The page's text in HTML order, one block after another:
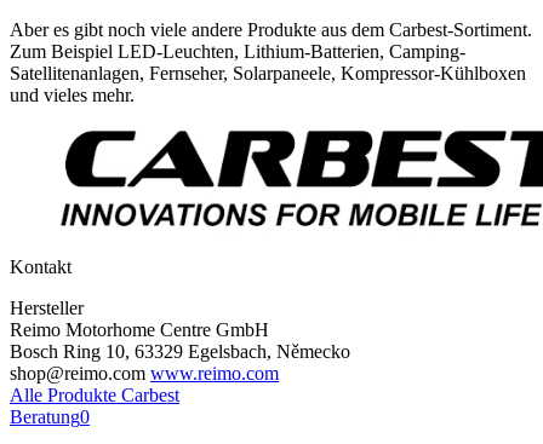
Aber es gibt noch viele andere Produkte aus dem Carbest-Sortiment.
Zum Beispiel LED-Leuchten, Lithium-Batterien, Camping-
Satellitenanlagen, Fernseher, Solarpaneele, Kompressor-Kühlboxen
und vieles mehr.
Kontakt
Hersteller
Reimo Motorhome Centre GmbH
Bosch Ring 10, 63329 Egelsbach, Německo
shop@reimo.com www.reimo.com
Alle Produkte Carbest
Beratung0